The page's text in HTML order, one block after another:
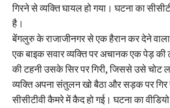
गिरने से व्यक्ति घायल हो गया। घटना का
है।
बेंगलुरु के राजाजीनगर से एक हैरान कर देने
एक बाइक सवार व्यक्ति पर अचानक एक पेड़
की टहनी उसके सिर पर गिरी, जिससे उसे चोट
व्यक्ति अपना संतुलन खो बैठा और सड़क पर गिर
सीसीटीवी कैमरे में कैद हो गई। घटना का